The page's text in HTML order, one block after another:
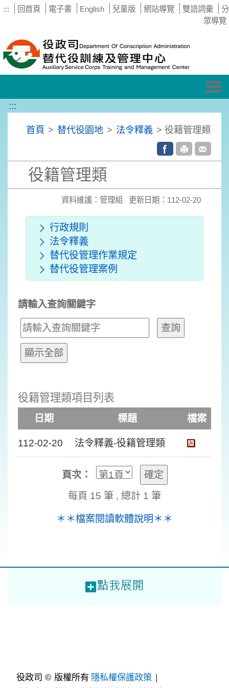
::: 回首頁 電子書 English 兒童版 網站導覽 雙語詞彙
分
眾導覽
:::
首頁 > 替代役園地 > 法令釋義 > 役籍管理類
役籍管理類
資料維護：管理組 更新日期：112-02-20
行政規則
法令釋義
替代役管理作業規定
替代役管理案例
請輸入查詢關鍵字
役籍管理類項目列表
日期 標題 檔案
112-02-20 法令釋義-役籍管理類
頁次：
每頁 15 筆 , 總計 1 筆
＊＊檔案閱讀軟體說明＊＊
役政司 © 版權所有 隱私權保護政策 |